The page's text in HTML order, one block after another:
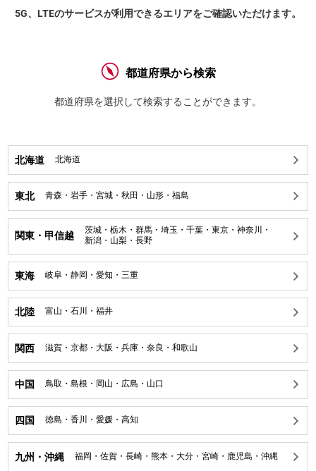
5G、LTEのサービスが利用できるエリアをご確認いただけます。
都道府県から検索
都道府県を選択して検索することができます。
北海道 北海道
東北 青森 ・ 岩手 ・ 宮城 ・ 秋田 ・ 山形 ・ 福島
関東・甲信越 茨城 ・ 栃木 ・ 群馬 ・ 埼玉 ・ 千葉 ・ 東京 ・ 神奈川
・
新潟 ・ 山梨 ・ 長野
東海 岐阜 ・ 静岡 ・ 愛知 ・ 三重
北陸 富山 ・ 石川 ・ 福井
関西 滋賀 ・ 京都 ・ 大阪 ・ 兵庫 ・ 奈良 ・ 和歌山
中国 鳥取 ・ 島根 ・ 岡山 ・ 広島 ・ 山口
四国 徳島 ・ 香川 ・ 愛媛 ・ 高知
九州・沖縄 福岡 ・ 佐賀 ・ 長崎 ・ 熊本 ・ 大分 ・ 宮崎 ・ 鹿児島 ・ 沖縄